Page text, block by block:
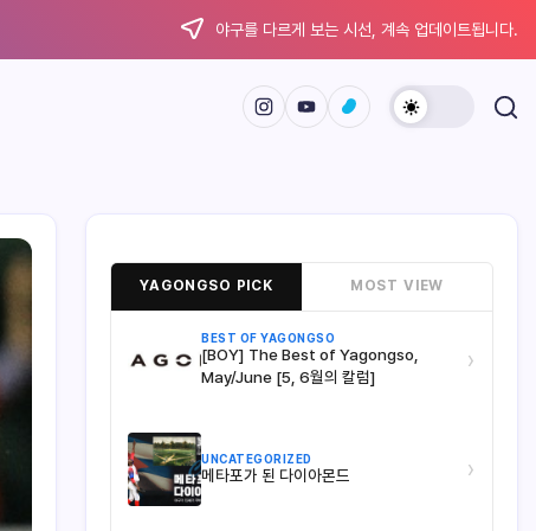
야구를 다르게 보는 시선, 계속 업데이트됩니다.
YAGONGSO PICK MOST VIEW
BEST OF YAGONGSO
[BOY] The Best of Yagongso,
May/June [5, 6월의 칼럼]
›
UNCATEGORIZED
메타포가 된 다이아몬드 ›